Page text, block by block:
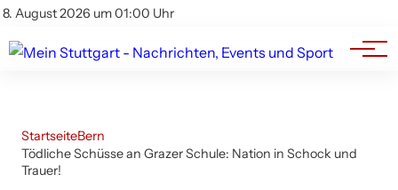
8. August 2026 um 01:00 Uhr
Impressum
Branchenbuch
Werbung
StartseiteBern
Tödliche Schüsse an Grazer Schule: Nation in Schock und
Trauer!